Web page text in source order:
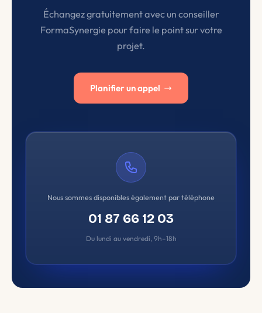
Échangez gratuitement avec un conseiller
FormaSynergie pour faire le point sur votre
projet.
Planifier un appel
Nous sommes disponibles également par téléphone
01 87 66 12 03
Du lundi au vendredi, 9h–18h